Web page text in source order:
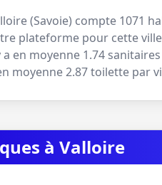
(Savoie) compte 1071
plateforme pour cette
a en moyenne 1.74
moyenne2.87toilette par
à Valloire